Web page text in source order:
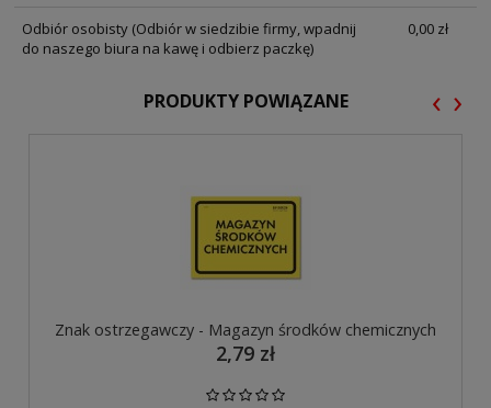
Odbiór osobisty (Odbiór w siedzibie firmy, wpadnij
do naszego biura na kawę i odbierz paczkę)
0,00 zł
PRODUKTY POWIĄZANE
Znak ostrzegawczy - Magazyn środków chemicznych
2,79 zł
‹ ›